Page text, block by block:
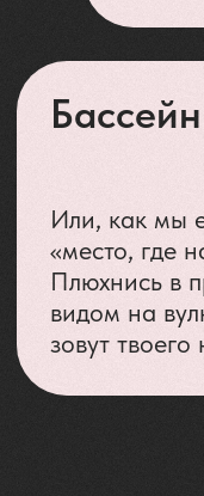
Практики
Через различные
гвоздестояния,
танцевальные
метафорические
с мастерами.